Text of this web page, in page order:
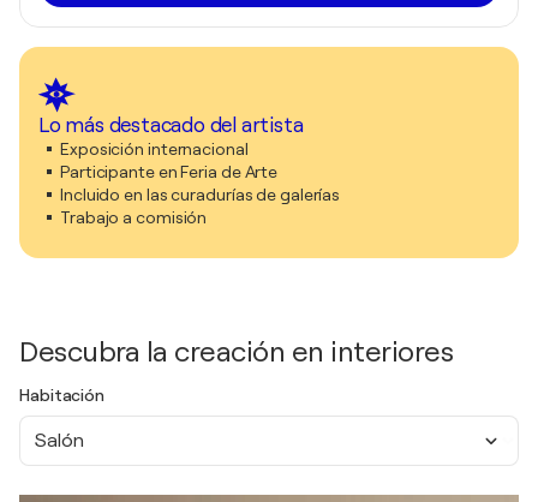
Lo más destacado del artista
Exposición internacional
Participante en Feria de Arte
Incluido en las curadurías de galerías
Trabajo a comisión
Descubra la creación en interiores
Habitación
Salón